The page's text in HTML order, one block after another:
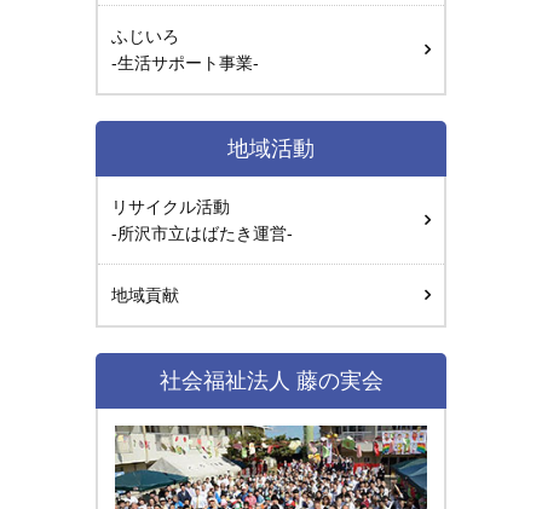
ふじいろ
-生活サポート事業-
地域活動
リサイクル活動
-所沢市立はばたき運営-
地域貢献
社会福祉法人 藤の実会